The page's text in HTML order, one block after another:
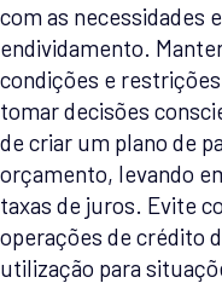
com as necessidades
endividamento.
condições e
tomar decisões
de criar um plano de
orçamento, levando
taxas de juros. Evite
operações de crédito
utilização para